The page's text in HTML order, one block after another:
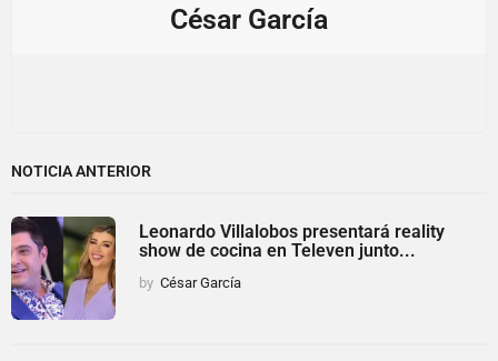
César García
NOTICIA ANTERIOR
Leonardo Villalobos presentará reality
show de cocina en Televen junto...
by César García